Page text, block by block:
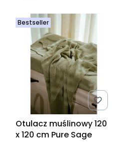
Bestseller
Otulacz muślinowy 120
x 120 cm Pure Sage